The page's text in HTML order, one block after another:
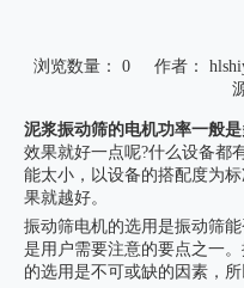
浏览数量： 0作者：
泥浆振动筛的电机功率一般
效果就好一点呢?什么设备都
能太小，以设备的搭配度为
果就越好。
振动筛电机的选用是振动筛
是用户需要注意的要点之一
的选用是不可或缺的因素，所